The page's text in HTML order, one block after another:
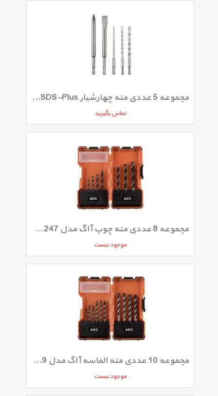
مجموعه 5 عددی مته چهارشیار SDS-Plus آاگ مدل 352653
تماس بگیرید
مجموعه 8 عددی مته چوب آاگ مدل 352247
موجود نیست
مجموعه 10 عددی مته الماسه آاگ مدل 352239
موجود نیست